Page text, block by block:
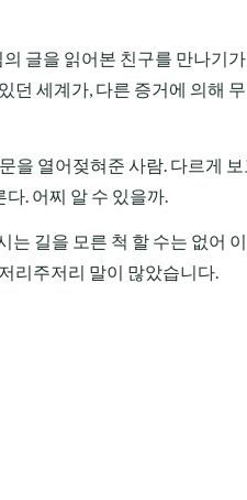
글을 읽어본 친구를 만나기
던 세계가, 다른 증거에 의해
을 열어젖혀준 사람. 다르게 보
. 어찌 알 수 있을까.
는 길을 모른 척 할 수는 없어
리주저리 말이 많았습니다.